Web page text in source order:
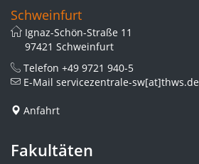
Schweinfurt
Ignaz-Schön-Straße 11
97421 Schweinfurt
Telefon +49 9721 940-5
E-Mail servicezentrale-sw[at]thws.de
Anfahrt
Fakultäten